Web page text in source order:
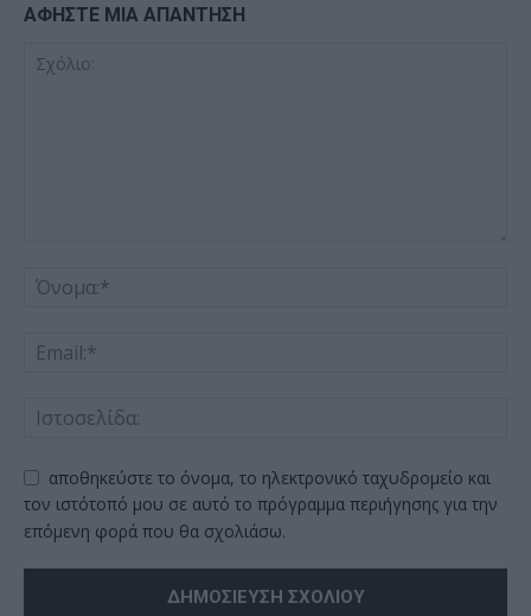
ΑΦΗΣΤΕ ΜΙΑ ΑΠΑΝΤΗΣΗ
αποθηκεύστε το όνομα, το ηλεκτρονικό ταχυδρομείο και
τον ιστότοπό μου σε αυτό το πρόγραμμα περιήγησης για την
επόμενη φορά που θα σχολιάσω.